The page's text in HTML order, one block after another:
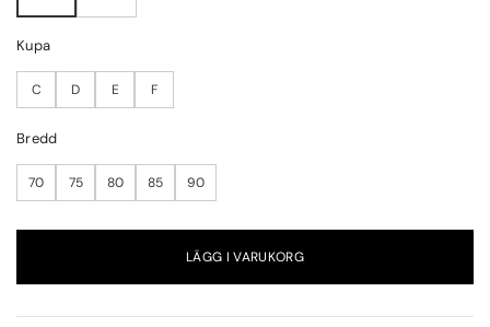
Kupa
C D E F
Bredd
70 75 80 85 90
LÄGG I VARUKORG